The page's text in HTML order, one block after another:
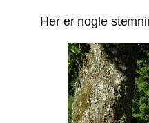
Her er nogle